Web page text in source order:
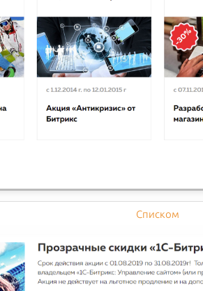
Списком
факты
суши
но правильно называется этот
classes/general/